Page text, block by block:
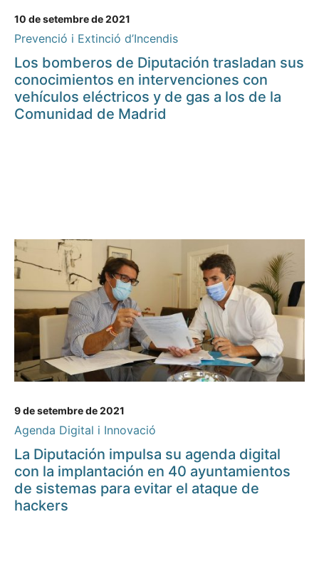
10 de setembre de 2021
Prevenció i Extinció d’Incendis
Los bomberos de Diputación trasladan sus
conocimientos en intervenciones con
vehículos eléctricos y de gas a los de la
Comunidad de Madrid
9 de setembre de 2021
Agenda Digital i Innovació
La Diputación impulsa su agenda digital
con la implantación en 40 ayuntamientos
de sistemas para evitar el ataque de
hackers